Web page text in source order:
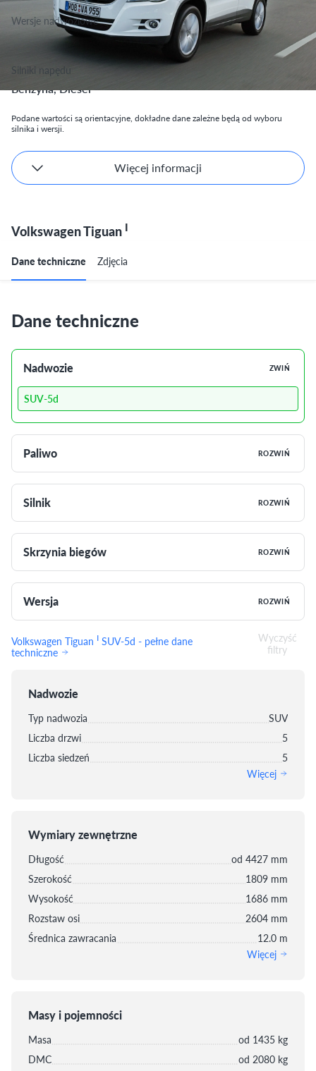
Wersje nadwoziowe
SUV
Silniki napędu
Benzyna, Diesel
Podane wartości są orientacyjne, dokładne dane zależne będą od wyboru
silnika i wersji.
Więcej informacji
Volkswagen Tiguan I
Dane techniczne Zdjęcia
Dane techniczne
Nadwozie ZWIŃ
SUV-5d
Paliwo ROZWIŃ
Silnik ROZWIŃ
Skrzynia biegów ROZWIŃ
Wersja ROZWIŃ
Volkswagen Tiguan I SUV-5d - pełne dane
techniczne
Wyczyść
filtry
Nadwozie
Typ nadwozia
SUV
Liczba drzwi
5
Liczba siedzeń
5
Więcej
Wymiary zewnętrzne
Długość
od 4427 mm
Szerokość
1809 mm
Wysokość
1686 mm
Rozstaw osi
2604 mm
Średnica zawracania
12.0 m
Więcej
Masy i pojemności
Masa
od 1435 kg
DMC
od 2080 kg